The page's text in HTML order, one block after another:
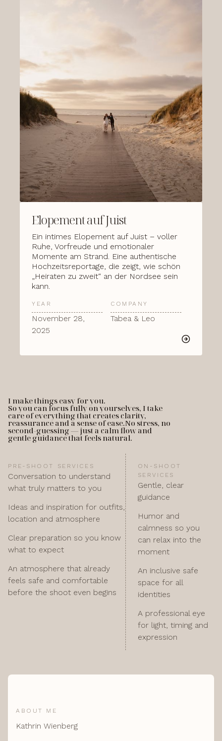
Elopement auf Juist
Ein intimes Elopement auf Juist – voller
Ruhe, Vorfreude und emotionaler
Momente am Strand. Eine authentische
Hochzeitsreportage, die zeigt, wie schön
„Heiraten zu zweit“ an der Nordsee sein
kann.
YEAR
November 28,
2025
COMPANY
Tabea & Leo
I make things easy for you.
So you can focus fully on yourselves, I take
care of everything that creates clarity,
reassurance and a sense of ease.No stress, no
second-guessing — just a calm flow and
gentle guidance that feels natural.
PRE-SHOOT SERVICES
Conversation to understand
what truly matters to you
Ideas and inspiration for outfits,
location and atmosphere
Clear preparation so you know
what to expect
An atmosphere that already
feels safe and comfortable
before the shoot even begins
ON-SHOOT
SERVICES
Gentle, clear
guidance
Humor and
calmness so you
can relax into the
moment
An inclusive safe
space for all
identities
A professional eye
for light, timing and
expression
ABOUT ME
Kathrin Wienberg